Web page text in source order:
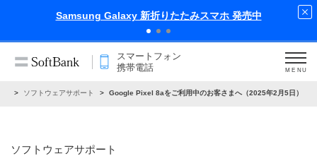
iPhone 17 Pro 発売中
スマートフォン
携帯電話
MENU
ソフトウェアサポート Google Pixel 8aをご利用中のお客さまへ（2025年2月5日）
ソフトウェアサポート